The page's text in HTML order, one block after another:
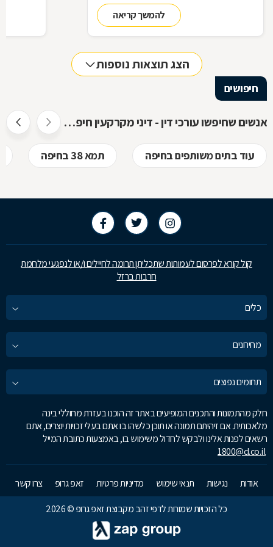
זכויותינו ביחס לשכנינו? מה אומר החוק בקשר
לחריגות בנייה? האם בניית ממ"ד מחייבת את כל
הדיירים וכו'. כדי לקבל מושג בנוגע למעמדנו
המקרקעין, ריכזנו שאלות שנשאלו בפורום
מקרקעין, ואשר נענו ע"י עו"ד אילן קרייטר
להמשך קריאה
הצג תוצאות נוספות
חיפושים
אנשים שחיפשו עורכי דין - דיני מקרקעין חיפשו גם
עוד בתים משותפים בחיפה תמא 38 בחיפה
קול קורא לפרסום לעמותות שתכליתן תרומה לחיילים ו/או לנפגעי מלחמת
חרבות ברזל
כלים
מחירונים
תחומים נפוצים
חלק מהתמונות והתכנים המופיעים באתר זה הוכנו בעזרת מחוללי בינה
מלאכותית. אם זיהיתם תמונה או תוכן כלשהו בו אתם בעלי זכויות יוצרים, אתם
רשאים לפנות אלינו ולבקש לחדול משימוש בו, באמצעות כתובת המייל
1800@d.co.il
אודות נגישות תנאי שימוש מדיניות פרטיות זאפ גרופ
צרו קשר
כל הזכויות שמורות לדפי זהב מקבוצת זאפ גרופ © 2026